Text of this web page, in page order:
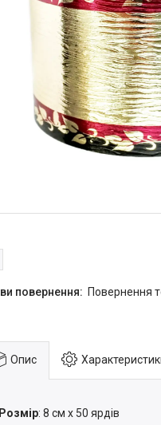
повернення
Опис
Розмір: 8 см х 50 ярдів